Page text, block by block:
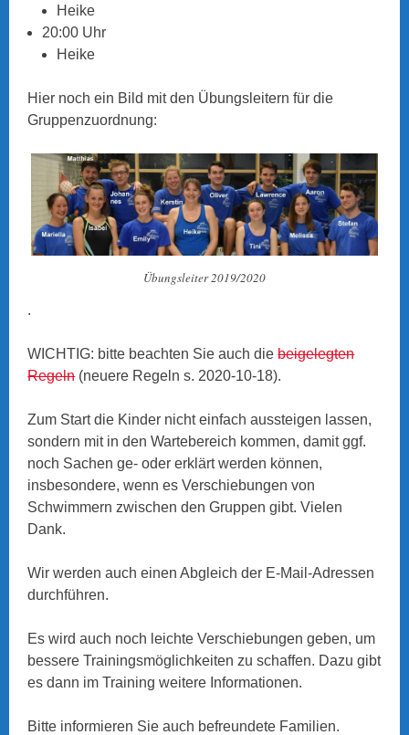
Heike
20:00 Uhr
Heike
Hier noch ein Bild mit den Übungsleitern für die
Gruppenzuordnung:
Übungsleiter 2019/2020
.
WICHTIG: bitte beachten Sie auch diebeigelegten
Regeln(neuere Regeln s. 2020-10-18).
Zum Start die Kinder nicht einfach aussteigen lassen,
sondern mit in den Wartebereich kommen, damit ggf.
noch Sachen ge- oder erklärt werden können,
insbesondere, wenn es Verschiebungen von
Schwimmern zwischen den Gruppen gibt. Vielen
Dank.
Wir werden auch einen Abgleich der E-Mail-Adressen
durchführen.
Es wird auch noch leichte Verschiebungen geben, um
bessere Trainingsmöglichkeiten zu schaffen. Dazu gibt
es dann im Training weitere Informationen.
Bitte informieren Sie auch befreundete Familien.